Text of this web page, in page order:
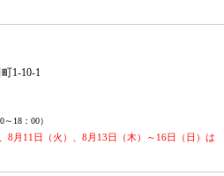
1-10-1
18：00）
8月11日（火）、8月13日（木）～16日（日）は